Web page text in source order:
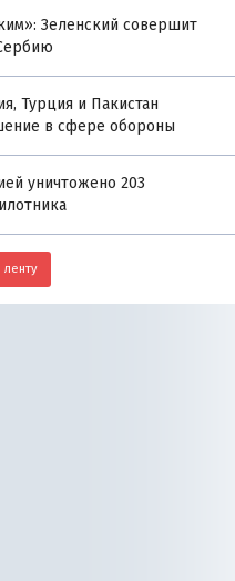
Зеленский совершит
Турция и Пакистан
в сфере обороны
уничтожено 203